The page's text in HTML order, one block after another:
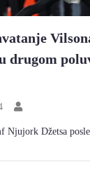
drugom
Njujork Džetsa